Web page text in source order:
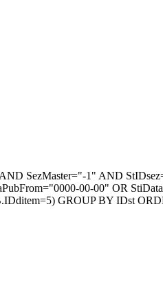
SezMaster="-1" AND
00-00" OR
GROUP BY IDst